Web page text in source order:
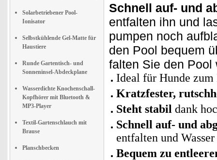
Solarbetriebener Pool-
Ionisator
Selbstkühlende Gel-Matte für
Haustiere
Runde Gartentisch- und
Sonneninsel-Abdeckplane
Wasserdichte Knochenschall-
Kopfhörer mit Bluetooth &
MP3-Player
Textil-Gartenschlauch mit
Brause
Planschbecken
Schnell auf- und
entfalten ihn und
pumpen noch
den Pool bequem
falten Sie den Pool
Ideal für Hunde zum
Kratzfester,
Steht stabil dank
Schnell auf- und
entfalten und
Bequem zu